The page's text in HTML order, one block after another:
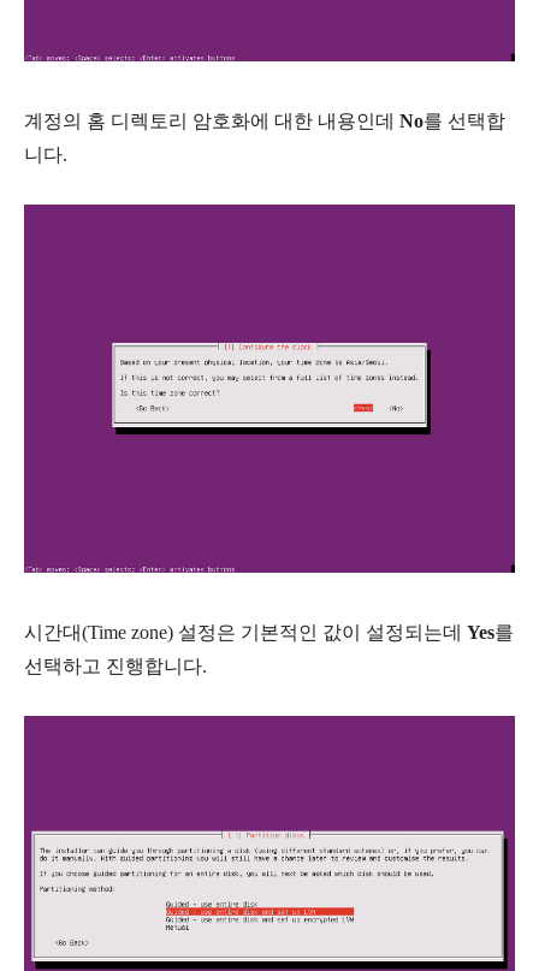
계정의 홈 디렉토리 암호화에 대한 내용인데 No를 선택합
니다.
시간대(Time zone) 설정은 기본적인 값이 설정되는데 Yes를
선택하고 진행합니다.